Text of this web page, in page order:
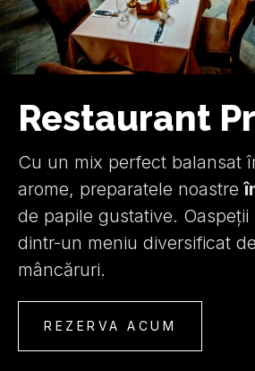
Restaurant
Cu un mix perfect balansat
arome, preparatele noastre
de papile gustative.
dintr-un meniu diversificat
mâncăruri.
REZERVA ACUM